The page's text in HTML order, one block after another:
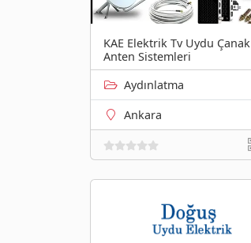
KAE Elektrik Tv Uydu Çanak
Anten Sistemleri
Aydınlatma
Ankara